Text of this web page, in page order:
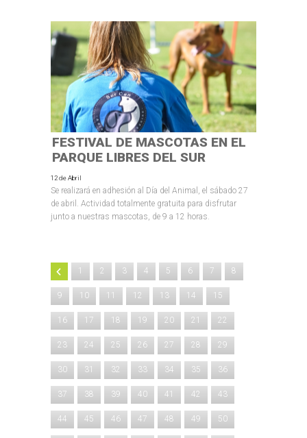
FESTIVAL DE MASCOTAS EN EL
PARQUE LIBRES DEL SUR
12 de Abril
Se realizará en adhesión al Día del Animal, el sábado 27
de abril. Actividad totalmente gratuita para disfrutar
junto a nuestras mascotas, de 9 a 12 horas.
1 2 3 4 5 6 7 8
9 10 11 12 13 14 15
16 17 18 19 20 21 22
23 24 25 26 27 28 29
30 31 32 33 34 35 36
37 38 39 40 41 42 43
44 45 46 47 48 49 50